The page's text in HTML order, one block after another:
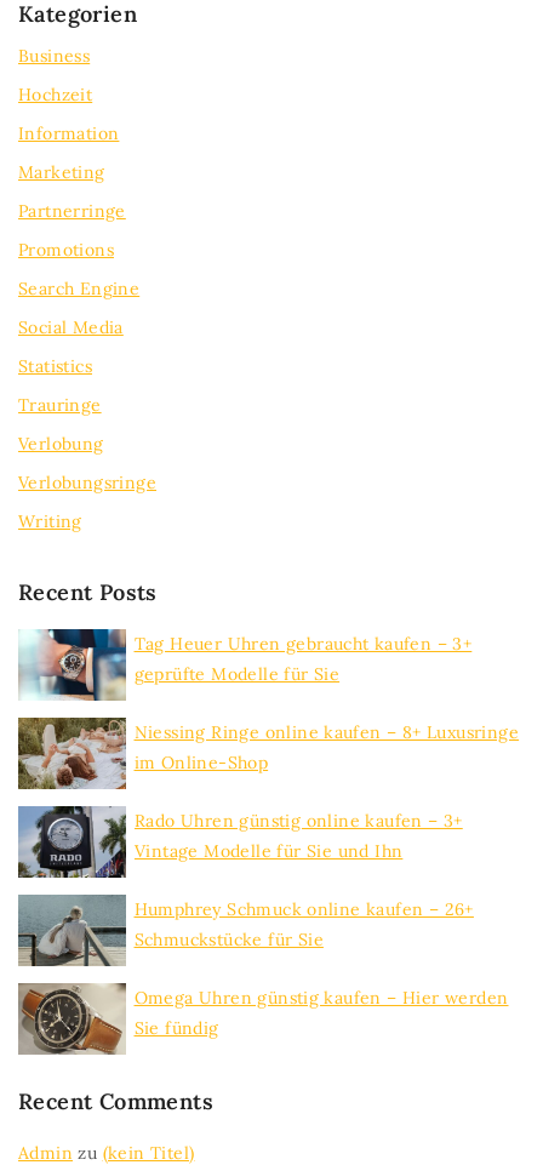
Kategorien
Business
Hochzeit
Information
Marketing
Partnerringe
Promotions
Search Engine
Social Media
Statistics
Trauringe
Verlobung
Verlobungsringe
Writing
Recent Posts
Tag Heuer Uhren gebraucht kaufen – 3+
geprüfte Modelle für Sie
Niessing Ringe online kaufen – 8+ Luxusringe
im Online-Shop
Rado Uhren günstig online kaufen – 3+
Vintage Modelle für Sie und Ihn
Humphrey Schmuck online kaufen – 26+
Schmuckstücke für Sie
Omega Uhren günstig kaufen – Hier werden
Sie fündig
Recent Comments
Admin zu (kein Titel)